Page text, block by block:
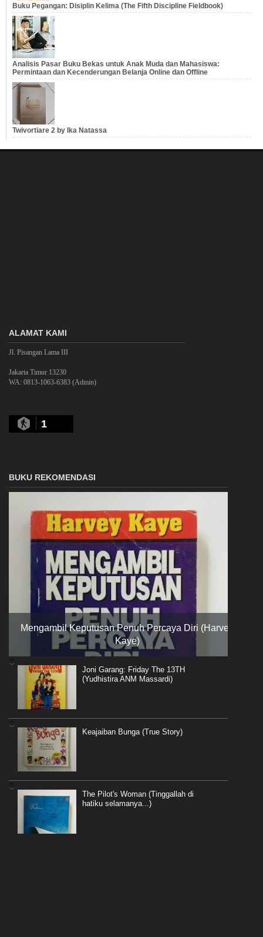
Buku Pegangan: Disiplin Kelima (The Fifth Discipline Fieldbook)
Analisis Pasar Buku Bekas untuk Anak Muda dan Mahasiswa:
Permintaan dan Kecenderungan Belanja Online dan Offline
Twivortiare 2 by Ika Natassa
ALAMAT KAMI
Jl. Pisangan Lama III
Jakarta Timur 13230
WA: 0813-1063-6383 (Admin)
1
BUKU REKOMENDASI
Mengambil Keputusan Penuh Percaya Diri (Harvey
Kaye)
Joni Garang: Friday The 13TH
(Yudhistira ANM Massardi)
Keajaiban Bunga (True Story)
The Pilot's Woman (Tinggallah di
hatiku selamanya...)